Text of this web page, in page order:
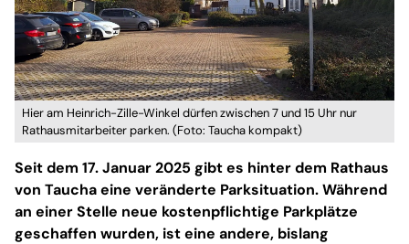
Hier am Heinrich-Zille-Winkel dürfen zwischen 7 und 15 Uhr nur
Rathausmitarbeiter parken. (Foto: Taucha kompakt)
Seit dem 17. Januar 2025 gibt es hinter dem Rathaus
von Taucha eine veränderte Parksituation. Während
an einer Stelle neue kostenpflichtige Parkplätze
geschaffen wurden, ist eine andere, bislang